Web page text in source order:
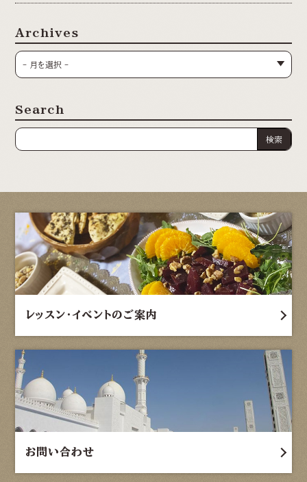
Archives
Search
レッスン・イベントのご案内
お問い合わせ